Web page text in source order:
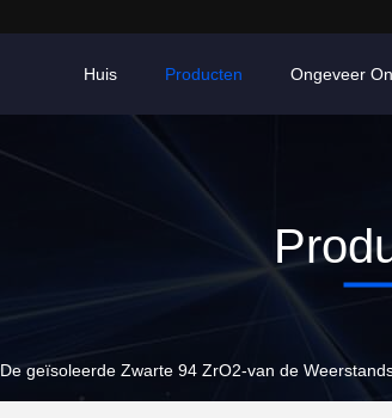
Huis Producten Ongeveer
De geïsoleerde Zwarte 94 ZrO2-van de